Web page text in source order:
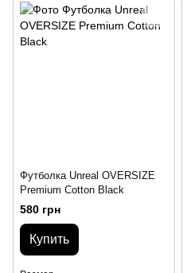
Футболка Unreal OVERSIZE
Premium Cotton Black
580 грн
Купить